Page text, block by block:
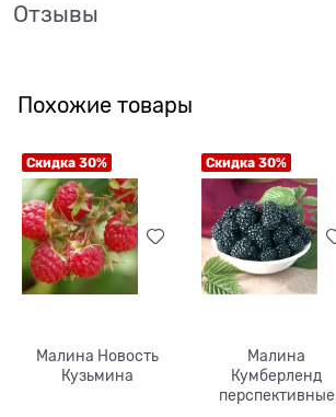
Отзывы
Похожие товары
Скидка 30%
Малина Новость
Кузьмина
Скидка 30%
Малина
Кумберленд
перспективные